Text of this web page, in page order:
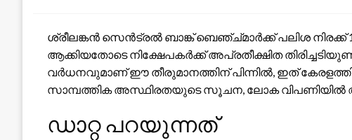
ശ്രീലങ്കൻ സെൻട്രൽ ബാങ്ക് ബെഞ്ച്മാർക്ക് പലിശ നിരക്ക്
ആക്കിയതോടെ നിക്ഷേപകർക്ക് അപ്രതീക്ഷിത
വർധനവുമാണ് ഈ തീരുമാനത്തിന് പിന്നിൽ, ഇത്
സാമ്പത്തിക അസ്ഥിരതയുടെ സൂചന, ലോക വിപണിയിൽ
ഡാറ്റ പറയുന്നത്